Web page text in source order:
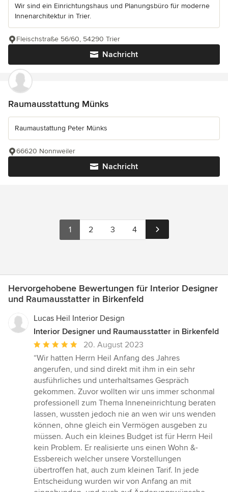
Wir sind ein Einrichtungshaus und Planungsbüro für moderne
Innenarchitektur in Trier.
Nachricht
Fleischstraße 56/60, 54290 Trier
Raumausstattung Münks
Raumaustattung Peter Münks
Nachricht
66620 Nonnweiler
1 2 3 4
Hervorgehobene Bewertungen für Interior Designer
und Raumausstatter in Birkenfeld
Lucas Heil Interior Design
Interior Designer und Raumausstatter in Birkenfeld
Durchschnittliche
Bewertung:
5
von
5
Sternen
20. August 2023
“Wir hatten Herrn Heil Anfang des Jahres
angerufen, und sind direkt mit ihm in ein sehr
ausführliches und unterhaltsames Gespräch
gekommen. Zuvor wollten wir uns immer schonmal
professionell zum Thema Inneneinrichtung beraten
lassen, wussten jedoch nie an wen wir uns wenden
können, ohne gleich ein Vermögen ausgeben zu
müssen. Auch ein kleines Budget ist für Herrn Heil
kein Problem. Er realisierte uns einen Wohn &-
Essbereich welcher unsere Vorstellungen
übertroffen hat, auch zum kleinen Tarif. In jede
Entscheidung wurden wir von Anfang an mit